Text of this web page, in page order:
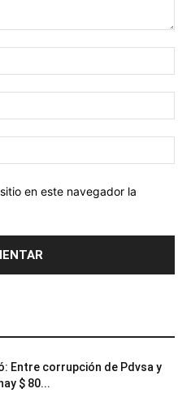
en este navegador la
Entre corrupción de Pdvsa y
$ 80...